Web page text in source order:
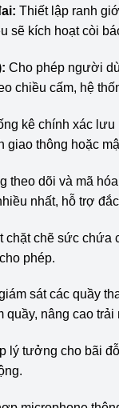
Thiết lập ranh
sẽ kích hoạt còi
Cho phép người
chiều cấm, hệ
kê chính xác
giao thông hoặc
theo dõi và mã
nhất, hỗ trợ
chặt chẽ sức chứa
phép.
sát các quầy
nâng cao trải
lý tưởng cho bãi